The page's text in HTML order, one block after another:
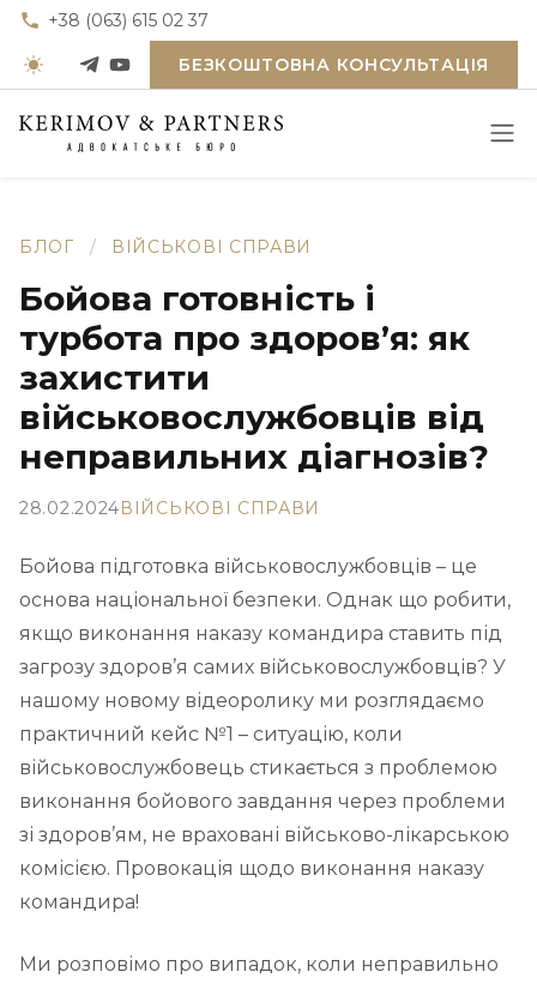
+38 (063) 615 02 37
БЕЗКОШТОВНА КОНСУЛЬТАЦІЯ
БЛОГ / ВІЙСЬКОВІ СПРАВИ
Бойова готовність і
турбота про здоров’я: як
захистити
військовослужбовців від
неправильних діагнозів?
28.02.2024ВІЙСЬКОВІ СПРАВИ
Бойова підготовка військовослужбовців – це
основа національної безпеки. Однак що робити,
якщо виконання наказу командира ставить під
загрозу здоров’я самих військовослужбовців? У
нашому новому відеоролику ми розглядаємо
практичний кейс №1 – ситуацію, коли
військовослужбовець стикається з проблемою
виконання бойового завдання через проблеми
зі здоров’ям, не враховані військово-лікарською
комісією. Провокація щодо виконання наказу
командира!
Ми розповімо про випадок, коли неправильно